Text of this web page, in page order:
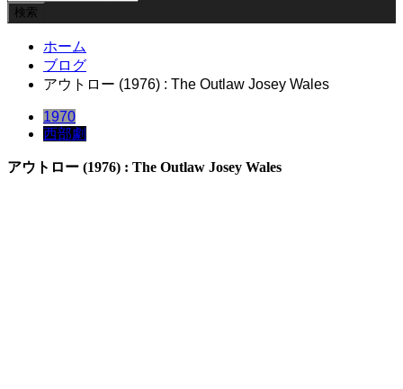
ホーム
ブログ
アウトロー (1976) : The Outlaw Josey Wales
1970
西部劇
アウトロー (1976) : The Outlaw Josey Wales